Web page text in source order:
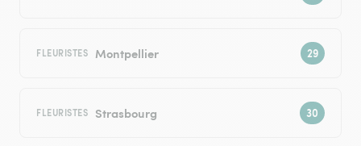
FLEURISTES Montpellier
FLEURISTES Strasbourg